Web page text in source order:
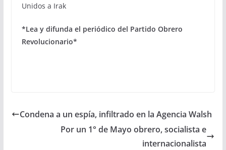
Unidos a Irak
*Lea y difunda el periódico del Partido Obrero
Revolucionario*
Condena a un espía, infiltrado en la Agencia Walsh
Por un 1° de Mayo obrero, socialista e
internacionalista